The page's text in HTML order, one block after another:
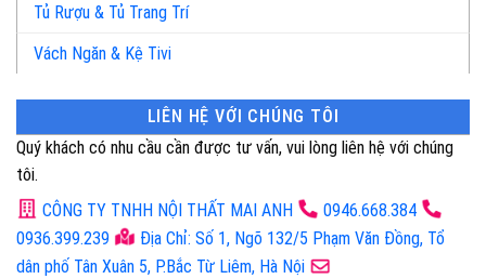
Tủ Rượu & Tủ Trang Trí
Vách Ngăn & Kệ Tivi
LIÊN HỆ VỚI CHÚNG TÔI
Quý khách có nhu cầu cần được tư vấn, vui lòng liên hệ với chúng
tôi.
CÔNG TY TNHH NỘI THẤT MAI ANH
0946.668.384
0936.399.239
Địa Chỉ: Số 1, Ngõ 132/5 Phạm Văn Đồng, Tổ
dân phố Tân Xuân 5, P.Bắc Từ Liêm, Hà Nội